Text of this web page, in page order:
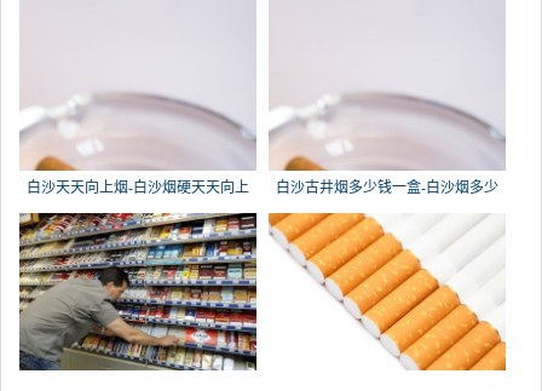
白沙天天向上烟-白沙烟硬天天向上 白沙古井烟多少钱一盒-白沙烟多少